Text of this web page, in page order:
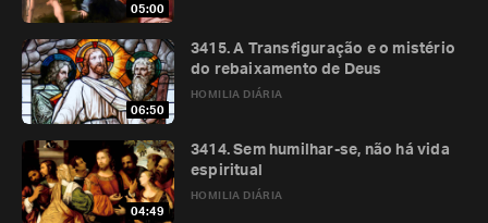
05:00
06:50
HOMILIA DIÁRIA
3415. A Transfiguração e o mistério
do rebaixamento de Deus
04:49
HOMILIA DIÁRIA
3414. Sem humilhar-se, não há vida
espiritual